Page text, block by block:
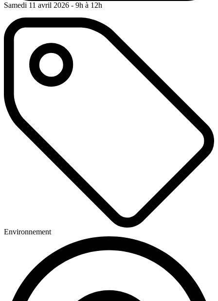
Samedi 11 avril 2026 - 9h à 12h
Environnement